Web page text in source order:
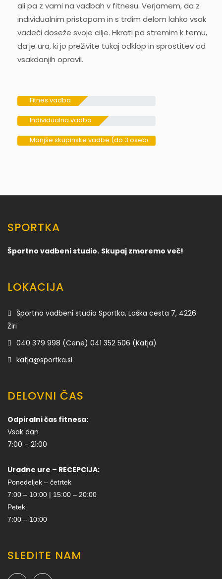
ali pa z vami na vadbah v fitnesu. Verjamem, da z
individualnim pristopom in s trdim delom lahko vsak
vadeči doseže svoje cilje. Hkrati pa stremim k temu,
da je ura, ki jo preživite tukaj odklop in sprostitev od
vsakdanjih opravil.
Fitnes vadba
Individualna vadba
Manjše skupinske vadbe (do 3 osebe)
10
SPORTKA
Športno vadbeni studio. Skupaj zmoremo več!
LOKACIJA
Športno vadbeni studio Sportka, Loška cesta 7, 4226
Žiri
040 379 998 (Cene) 041 352 506 (Katja)
katja@sportka.si
DELOVNI ČAS
Odpiralni čas fitnesa:
Vsak dan
7:00 – 21:00
Uradne ure – RECEPCIJA:
Ponedeljek – četrtek
7:00 – 10:00 | 15:00 – 20:00
Petek
7:00 – 10:00
SLEDITE NAM